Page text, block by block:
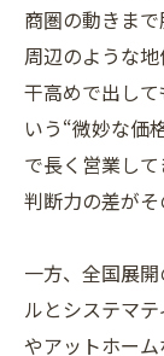
商圏の動きま
周辺のような
干高めで出し
いう“微妙な価
で長く営業し
判断力の差がそ
一方、全国展
ルとシステマ
やアットホー